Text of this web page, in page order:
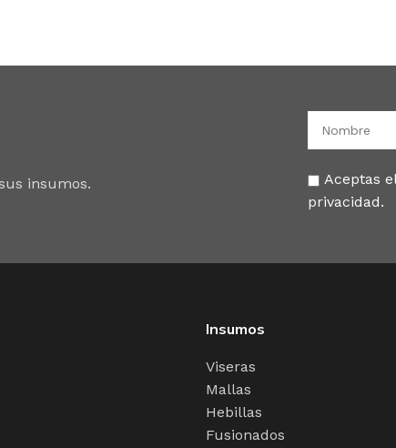
insumos.
Aceptas
privacidad.
Insumos
Viseras
Mallas
Hebillas
Fusionados